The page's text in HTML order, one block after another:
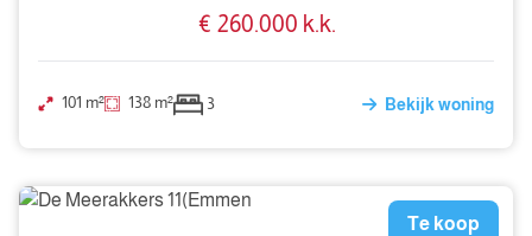
€ 260.000 k.k.
101 m² 138 m² 3 Bekijk woning
Te koop